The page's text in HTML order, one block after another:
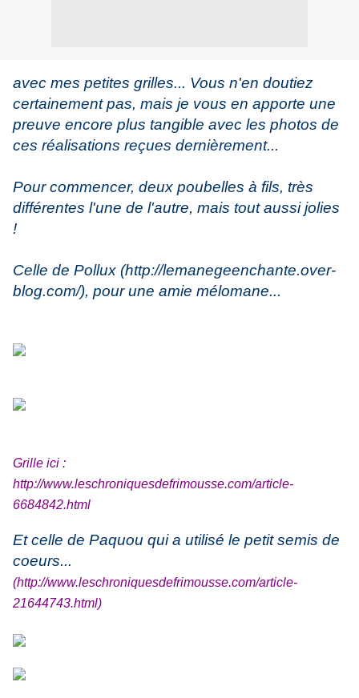
avec mes petites grilles... Vous n'en doutiez
certainement pas, mais je vous en apporte une
preuve encore plus tangible avec les photos de
ces réalisations reçues dernièrement...
Pour commencer, deux poubelles à fils, très
différentes l'une de l'autre, mais tout aussi jolies
!
Celle de Pollux (http://lemanegeenchante.over-
blog.com/), pour une amie mélomane...
Grille ici :
http://www.leschroniquesdefrimousse.com/article-
6684842.html
Et celle de Paquou qui a utilisé le petit semis de
coeurs...
(http://www.leschroniquesdefrimousse.com/article-
21644743.html)